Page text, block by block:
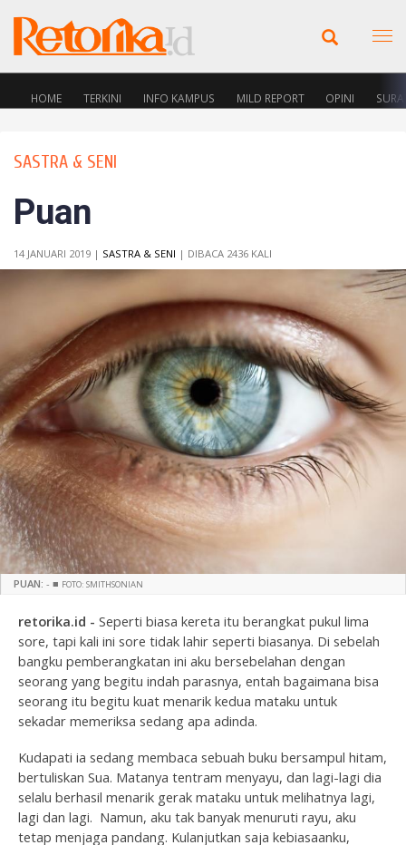
HOME TERKINI INFO KAMPUS MILD REPORT OPINI
SASTRA & SENI
Puan
14 JANUARI 2019 | SASTRA & SENI | DIBACA 2436 KALI
PUAN: - ■ FOTO: SMITHSONIAN
retorika.id - Seperti biasa kereta itu berangkat pukul lima
sore, tapi kali ini sore tidak lahir seperti biasanya. Di sebelah
bangku pemberangkatan ini aku bersebelahan dengan
seorang yang begitu indah parasnya, entah bagaimana bisa
seorang itu begitu kuat menarik kedua mataku untuk
sekadar memeriksa sedang apa adinda.
Kudapati ia sedang membaca sebuah buku bersampul hitam,
bertuliskan Sua. Matanya tentram menyayu, dan lagi-lagi dia
selalu berhasil menarik gerak mataku untuk melihatnya lagi,
lagi dan lagi. Namun, aku tak banyak menuruti rayu, aku
tetap menjaga pandang. Kulanjutkan saja kebiasaanku,